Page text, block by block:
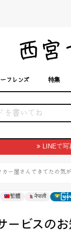
フレンズ
特集
LINEで
ー屋さんできてたの気
繁體 नेपाली မြ